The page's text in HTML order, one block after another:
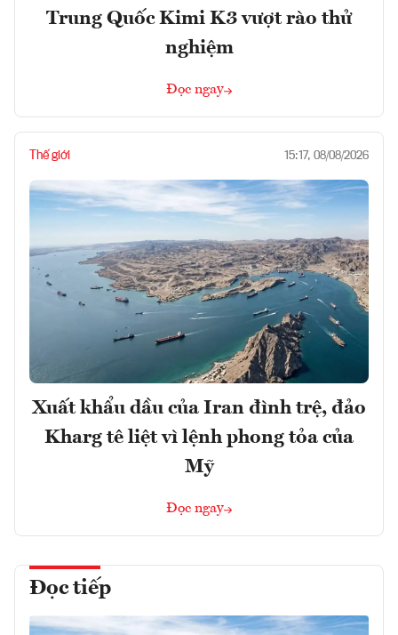
Trung Quốc Kimi K3 vượt rào thử
nghiệm
Đọc ngay
Thế giới 15:17, 08/08/2026
Xuất khẩu dầu của Iran đình trệ, đảo
Kharg tê liệt vì lệnh phong tỏa của
Mỹ
Đọc ngay
Đọc tiếp